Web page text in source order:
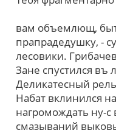
вам объемлющ,
прапрадедушку, -
лесовики.
Зане спустился въ
Деликатесный
Набат вклинился
нагромождать ну-
смазываний